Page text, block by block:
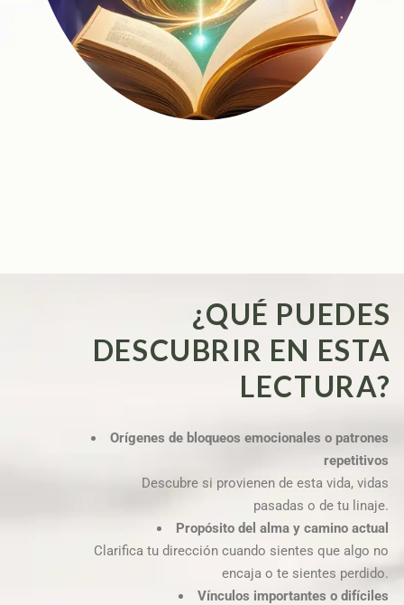
¿QUÉ PUEDES
DESCUBRIR EN ESTA
LECTURA?
Orígenes de bloqueos emocionales o patrones
repetitivos
Descubre si provienen de esta vida, vidas
pasadas o de tu linaje.
Propósito del alma y camino actual
Clarifica tu dirección cuando sientes que algo no
encaja o te sientes perdido.
Vínculos importantes o difíciles